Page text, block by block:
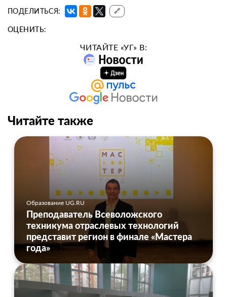
ПОДЕЛИТЬСЯ: 🔗
ОЦЕНИТЬ:
ЧИТАЙТЕ «УГ» В:
Читайте также
Образование UG.RU
Преподаватель Всеволожского
техникума отраслевых технологий
представит регион в финале «Мастера
года»